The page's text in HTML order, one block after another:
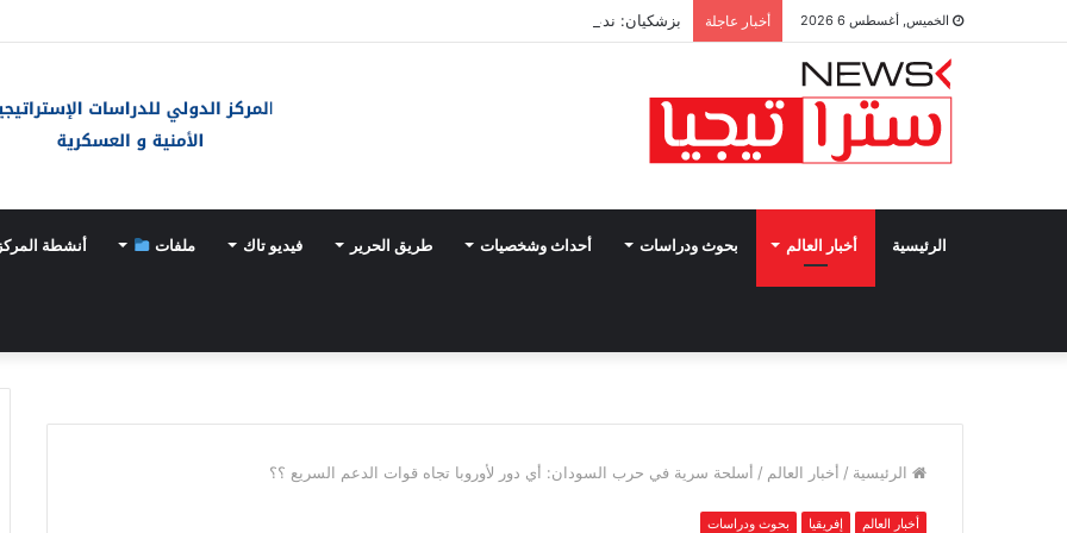
الخميس, أغسطس 6 2026 أخبار عاجلة بزشكيان: ندعم أي قرار يتخذه الفلسطينيون في مفاوضات غزة
الرئيسية أخبار العالم بحوث ودراسات أحداث وشخصيات طريق الحرير فيديو تاك ملفات أنشطة المركز
الرئيسية / أخبار العالم / أسلحة سرية في حرب السودان: أي دور لأوروبا تجاه قوات الدعم السريع ؟؟
أخبار العالم إفريقيا بحوث ودراسات